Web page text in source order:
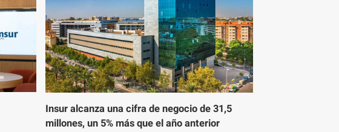
Insur alcanza una cifra de negocio de 31,5
millones, un 5% más que el año anterior